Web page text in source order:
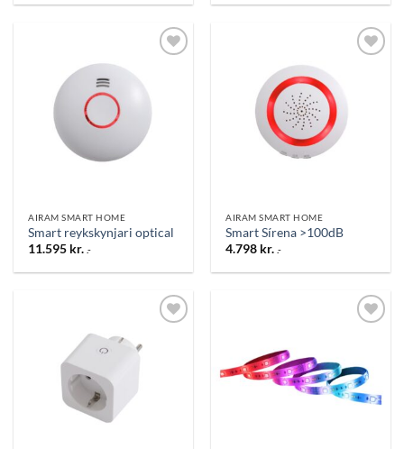
óskalista
AIRAM SMART HOME
Smart reykskynjari optical
11.595 kr. .-
AIRAM SMART HOME
Smart Sírena >100dB
4.798 kr. .-